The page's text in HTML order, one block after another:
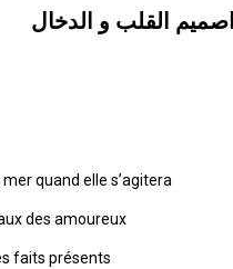
القلب و الدخال
quand elle s’agitera
des amoureux
faits présents